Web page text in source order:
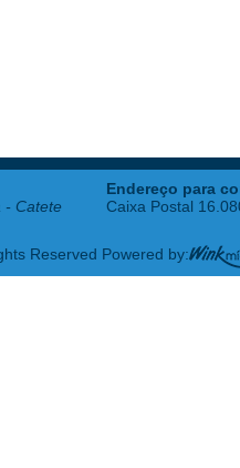
- Catete
Endereço para
Caixa Postal
Reserved Powered by: